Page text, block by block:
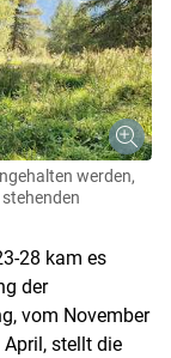
werden,
28 kam es
der
vom November
stellt die